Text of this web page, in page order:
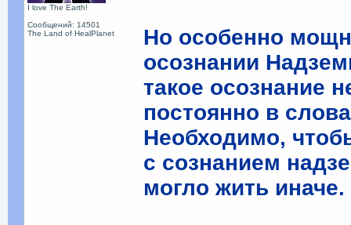
I love The Earth!
Сообщений: 14501
The Land of HealPlanet
Но особенно
осознании
такое осознание
постоянно в
Необходимо,
с сознанием
могло жить иначе.